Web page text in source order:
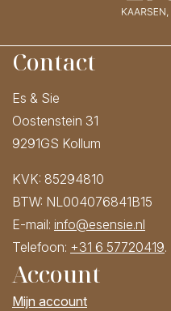
Contact
Es & Sie
Oostenstein 31
9291GS Kollum
KVK: 85294810
BTW: NL004076841B15
E-mail: info@esensie.nl
Telefoon: +31 6 57720419.
Account
Mijn account